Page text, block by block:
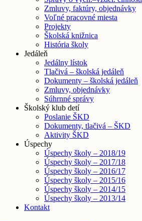
Zmluvy, faktúry, objednávky
Voľné pracovné miesta
Projekty
Školská knižnica
História školy
Jedáleň
Jedálny lístok
Tlačivá – školská jedáleň
Dokumenty – školská jedáleň
Zmluvy, objednávky
Súhrnné správy
Školský klub detí
Poslanie ŠKD
Dokumenty, tlačivá – ŠKD
Aktivity ŠKD
Úspechy
Úspechy školy – 2018/19
Úspechy školy – 2017/18
Úspechy školy – 2016/17
Úspechy školy – 2015/16
Úspechy školy – 2014/15
Úspechy školy – 2013/14
Kontakt